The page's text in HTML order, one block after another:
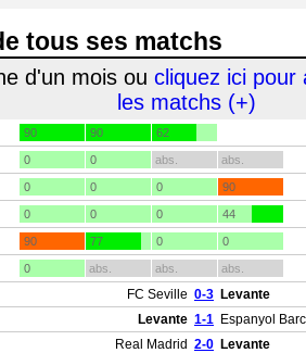
tous ses matchs
d'un mois ou cliquez ici pour
les matchs (+)
90 90 62
0 0 abs. abs.
0 0 0 90
0 0 0 44
90 77 0 0
0 abs. abs. abs.
FC Seville 0-3 Levante
Levante 1-1 Espanyol
Real Madrid 2-0 Levante